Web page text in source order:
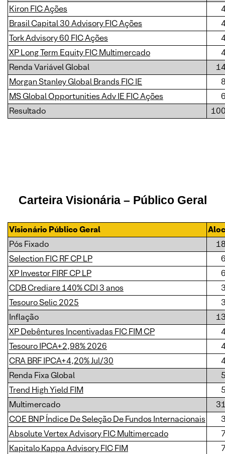
Kiron FIC Ações
Brasil Capital 30 Advisory FIC Ações
Tork Advisory 60 FIC Ações
XP Long Term Equity FIC Multimercado
Renda Variável Global
Morgan Stanley Global Brands FIC IE
MS Global Opportunities Adv IE FIC Ações
Resultado
Carteira Visionária – Público Geral
Visionário Público Geral
Pós Fixado
Selection FIC RF CP LP
XP Investor FIRF CP LP
CDB Crediare 140% CDI 3 anos
Tesouro Selic 2025
Inflação
XP Debêntures Incentivadas FIC FIM CP
Tesouro IPCA+2,98% 2026
CRA BRF IPCA+4,20% Jul/30
Renda Fixa Global
Trend High Yield FIM
Multimercado
COE BNP Índice De Seleção De Fundos Internacionais
Absolute Vertex Advisory FIC Multimercado
Kapitalo Kappa Advisory FIC FIM